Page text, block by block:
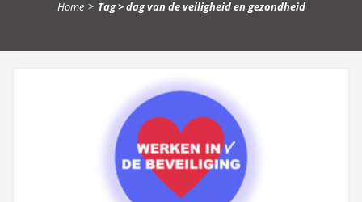
Home > Tag > dag van de veiligheid en gezondheid